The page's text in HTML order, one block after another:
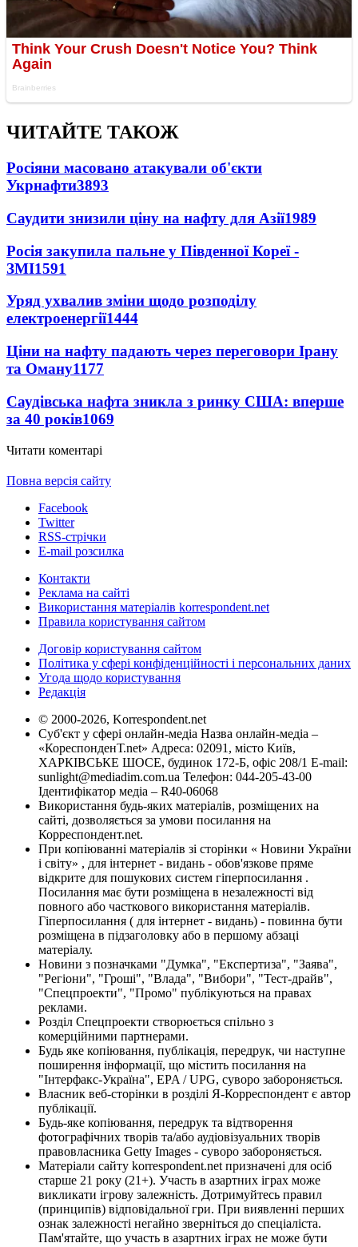
ЧИТАЙТЕ ТАКОЖ
Росіяни масовано атакували об'єкти
Укрнафти3893
Саудити знизили ціну на нафту для Азії1989
Росія закупила пальне у Південної Кореї -
ЗМІ1591
Уряд ухвалив зміни щодо розподілу
електроенергії1444
Ціни на нафту падають через переговори Ірану
та Оману1177
Саудівська нафта зникла з ринку США: вперше
за 40 років1069
Читати коментарі
Повна версія сайту
Facebook
Twitter
RSS-стрічки
E-mail розсилка
Контакти
Реклама на сайті
Використання матеріалів korrespondent.net
Правила користування сайтом
Договір користування сайтом
Політика у сфері конфіденційності і персональних даних
Угода щодо користування
Редакція
© 2000-2026, Korrespondent.net
Суб'єкт у сфері онлайн-медіа Назва онлайн-медіа –
«КореспонденТ.net» Адреса: 02091, місто Київ,
ХАРКІВСЬКЕ ШОСЕ, будинок 172-Б, офіс 208/1 E-mail:
sunlight@mediadim.com.ua Телефон: 044-205-43-00
Ідентифікатор медіа – R40-06068
Використання будь-яких матеріалів, розміщених на
сайті, дозволяється за умови посилання на
Корреспондент.net.
При копіюванні матеріалів зі сторінки « Новини України
і світу» , для інтернет - видань - обов'язкове пряме
відкрите для пошукових систем гіперпосилання .
Посилання має бути розміщена в незалежності від
повного або часткового використання матеріалів.
Гіперпосилання ( для інтернет - видань) - повинна бути
розміщена в підзаголовку або в першому абзаці
матеріалу.
Новини з позначками "Думка", "Експертиза", "Заява",
"Регіони", "Гроші", "Влада", "Вибори", "Тест-драйв",
"Спецпроекти", "Промо" публікуються на правах
реклами.
Розділ Спецпроекти створюється спільно з
комерційними партнерами.
Будь яке копіювання, публікація, передрук, чи наступне
поширення інформації, що містить посилання на
"Інтерфакс-Україна", EPA / UPG, суворо забороняється.
Власник веб-сторінки в розділі Я-Корреспондент є автор
публікації.
Будь-яке копіювання, передрук та відтворення
фотографічних творів та/або аудіовізуальних творів
правовласника Getty Images - суворо забороняється.
Матеріали сайту korrespondent.net призначені для осіб
старше 21 року (21+). Участь в азартних іграх може
викликати ігрову залежність. Дотримуйтесь правил
(принципів) відповідальної гри. При виявленні перших
ознак залежності негайно зверніться до спеціаліста.
Пам'ятайте, що участь в азартних іграх не може бути